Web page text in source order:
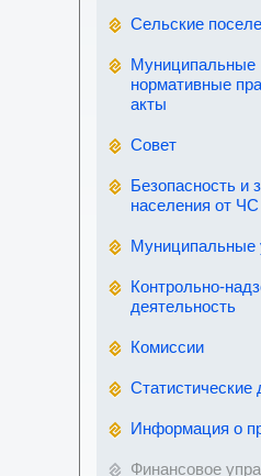
Сельские
Муниципальные
нормативные
акты
Совет
Безопасность и
населения от ЧС
Муниципальные
Контрольно-
деятельность
Комиссии
Статистические
Информация о
Финансовое